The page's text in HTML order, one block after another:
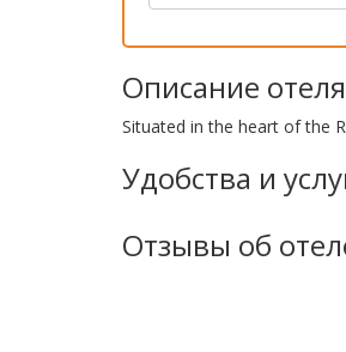
Описание
Situated in the heart of the
Удобства и
Отзывы об